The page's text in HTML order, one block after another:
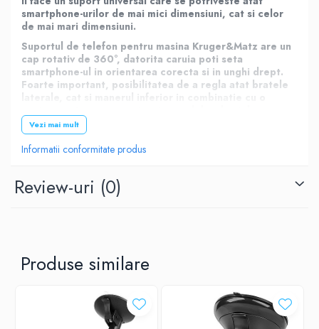
smartphone-urilor de mai mici dimensiuni, cat si celor
de mai mari dimensiuni.
Suportul de telefon pentru masina Kruger&Matz are un
cap rotativ de 360°, datorita caruia poti seta
smartphone-ul in orientarea corecta si in unghi drept.
Foarte important, posibilitatea de a regla atat bratele
garanteaza o stabilizare excelenta. Poti fi sigur ca
smartphone-ul tau nu va cadea, chiar si atunci cand
conduci pe drumuri denivelate.
Montare: pe parbriz
Brațe laterale: reglabile, 65-115 mm
Vezi mai mult
Informatii conformitate produs
Review-uri (0)
Produse similare